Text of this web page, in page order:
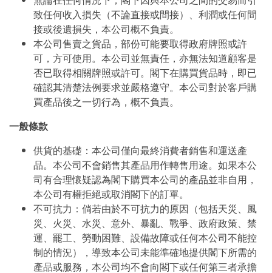
致任何收入損失（不論直接或間接）、利潤或任何間
接或後遺損失，本公司概不負責。
本公司售賣之貨品，部份可能要取得政府牌照或許
可，方可使用。本公司並無責任，亦無法知道顧客是
否已取得相關牌照或許可。閣下在購買貨品時，即已
確認其清楚法例要求並嚴格遵守。本公司對於客戶購
買產品後之一切行為，概不負責。
一般條款
供貨的基礎：本公司僅向最終消費者銷售和運送產
品。本公司不會銷售其產品用作轉售用途。如果本公
司有合理懷疑認為閣下購買本公司的產品並非自用，
本公司有權拒絕或取消閣下的訂單。
不可抗力：倘若由於不可抗力的原因（包括天災、風
災、火災、水災、意外、暴亂、戰爭、政府政策、禁
運、罷工、勞動困難、設備故障或任何本公司不能控
制的情況），導致本公司未能準確地提供閣下所需的
產品或服務，本公司均不會向閣下或任何第三者承擔